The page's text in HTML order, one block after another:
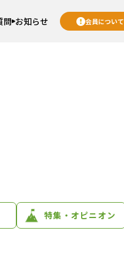
問 お知らせ 会員について
特集・オピニオン